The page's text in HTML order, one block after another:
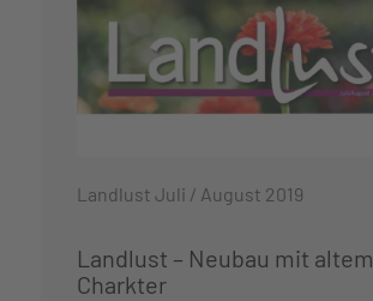
Landlust Juli / August 2019
Landlust – Neubau mit altem
Charkter